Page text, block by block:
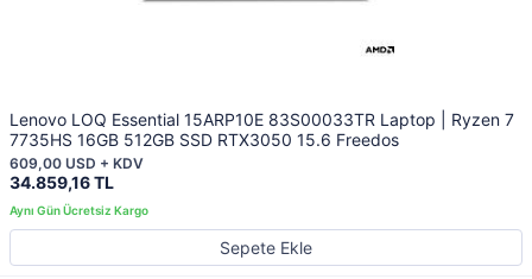
Lenovo LOQ Essential 15ARP10E 83S00033TR Laptop | Ryzen 7
7735HS 16GB 512GB SSD RTX3050 15.6 Freedos
34.859,16 TL
609,00 USD + KDV
Sepete Ekle